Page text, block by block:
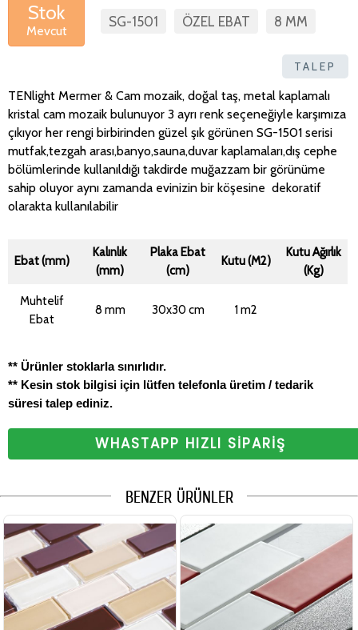
Stok
Mevcut
SG-1501 ÖZEL EBAT 8 MM
TALEP
TENlight Mermer & Cam mozaik, doğal taş, metal kaplamalı
kristal cam mozaik bulunuyor 3 ayrı renk seçeneğiyle karşımıza
çıkıyor her rengi birbirinden güzel şık görünen SG-1501 serisi
mutfak,tezgah arası,banyo,sauna,duvar kaplamaları,dış cephe
bölümlerinde kullanıldığı takdirde muğazzam bir görünüme
sahip oluyor aynı zamanda evinizin bir köşesine dekoratif
olarakta kullanılabilir
Ebat (mm)
Kalınlık
(mm)
Plaka Ebat
(cm)
Kutu (M2)
Kutu Ağırlık
(Kg)
Muhtelif
Ebat
8 mm 30x30 cm 1 m2
** Ürünler stoklarla sınırlıdır.
** Kesin stok bilgisi için lütfen telefonla üretim / tedarik
süresi talep ediniz.
WHASTAPP HIZLI SİPARİŞ
BENZER ÜRÜNLER